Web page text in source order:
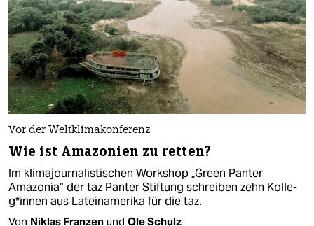
Vor der Weltklimakonferenz
Wie ist Amazonien zu retten?
Im klimajournalistischen Workshop „Green Panter
Amazonia“ der taz Panter Stiftung schreiben zehn Kol­le­
g*in­nen aus Lateinamerika für die taz.
Von Niklas Franzen und Ole Schulz